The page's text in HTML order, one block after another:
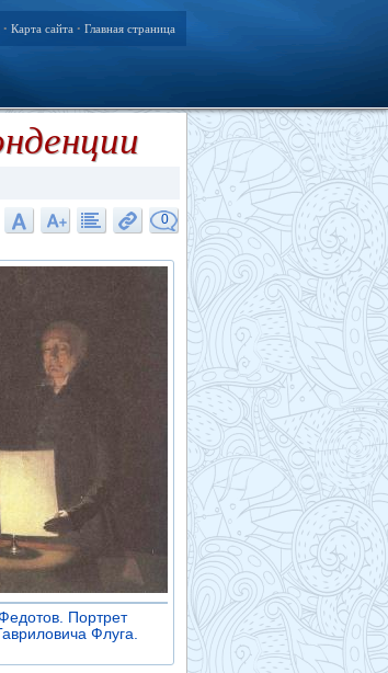
• Карта сайта • Главная страница
0
Портрет
Флуга.